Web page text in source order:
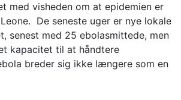
med visheden om at epidemien er
De seneste uger er nye lokale
senest med 25 ebolasmittede, men
kapacitet til at håndtere
breder sig ikke længere som en